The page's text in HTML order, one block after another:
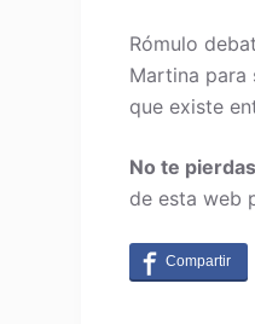
Rómulo
Martina para
que existe
No te
de esta web